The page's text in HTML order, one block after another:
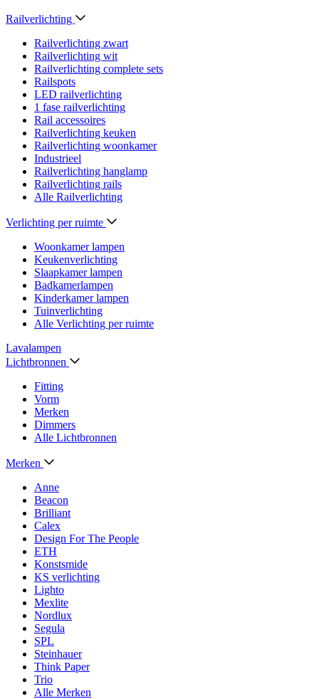
Railverlichting
Railverlichting zwart
Railverlichting wit
Railverlichting complete sets
Railspots
LED railverlichting
1 fase railverlichting
Rail accessoires
Railverlichting keuken
Railverlichting woonkamer
Industrieel
Railverlichting hanglamp
Railverlichting rails
Alle Railverlichting
Verlichting per ruimte
Woonkamer lampen
Keukenverlichting
Slaapkamer lampen
Badkamerlampen
Kinderkamer lampen
Tuinverlichting
Alle Verlichting per ruimte
Lavalampen
Lichtbronnen
Fitting
Vorm
Merken
Dimmers
Alle Lichtbronnen
Merken
Anne
Beacon
Brilliant
Calex
Design For The People
ETH
Konstsmide
KS verlichting
Lighto
Mexlite
Nordlux
Segula
SPL
Steinhauer
Think Paper
Trio
Alle Merken